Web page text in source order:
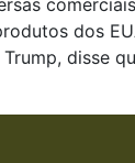
dos
disse